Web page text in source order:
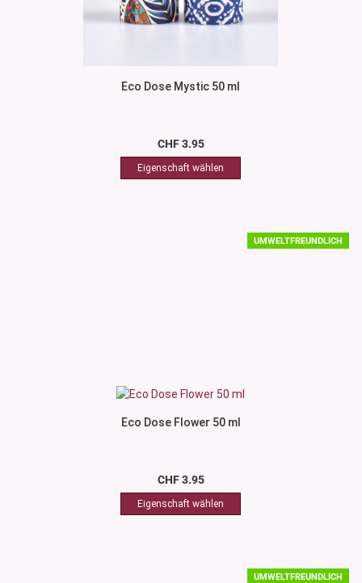
Eco Dose Mystic 50 ml
CHF 3.95
UMWELTFREUNDLICH
Eco Dose Flower 50 ml
CHF 3.95
UMWELTFREUNDLICH